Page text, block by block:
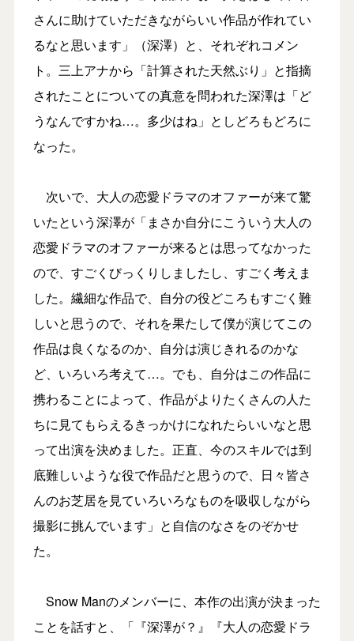
さんに助けていただきながらいい作品が作れてい
るなと思います」（深澤）と、それぞれコメン
ト。三上アナから「計算された天然ぶり」と指摘
されたことについての真意を問われた深澤は「ど
うなんですかね…。多少はね」としどろもどろに
なった。
次いで、大人の恋愛ドラマのオファーが来て驚
いたという深澤が「まさか自分にこういう大人の
恋愛ドラマのオファーが来るとは思ってなかった
ので、すごくびっくりしましたし、すごく考えま
した。繊細な作品で、自分の役どころもすごく難
しいと思うので、それを果たして僕が演じてこの
作品は良くなるのか、自分は演じきれるのかな
ど、いろいろ考えて…。でも、自分はこの作品に
携わることによって、作品がよりたくさんの人た
ちに見てもらえるきっかけになれたらいいなと思
って出演を決めました。正直、今のスキルでは到
底難しいような役で作品だと思うので、日々皆さ
んのお芝居を見ていろいろなものを吸収しながら
撮影に挑んでいます」と自信のなさをのぞかせ
た。
Snow Manのメンバーに、本作の出演が決まった
ことを話すと、「『深澤が？』『大人の恋愛ドラ